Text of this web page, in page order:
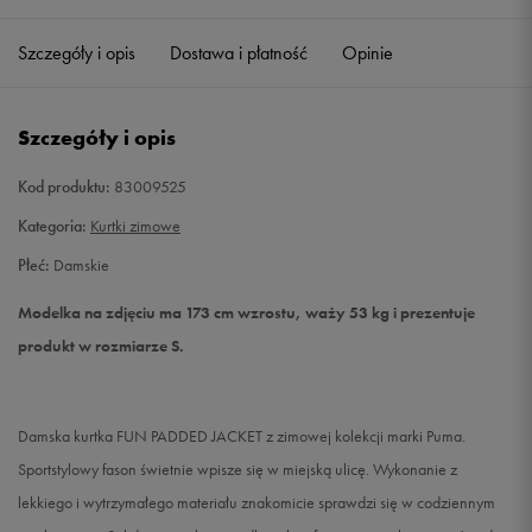
S Powiadom o dostępności
Szczegóły i opis Dostawa i płatność Opinie
Szczegóły i opis
Kod produktu: 83009525
Kategoria: Kurtki zimowe
Płeć: Damskie
Modelka na zdjęciu ma 173 cm wzrostu, waży 53 kg i prezentuje
produkt w rozmiarze S.
Damska kurtka FUN PADDED JACKET z zimowej kolekcji marki Puma.
Sportstylowy fason świetnie wpisze się w miejską ulicę. Wykonanie z
lekkiego i wytrzymałego materiału znakomicie sprawdzi się w codziennym